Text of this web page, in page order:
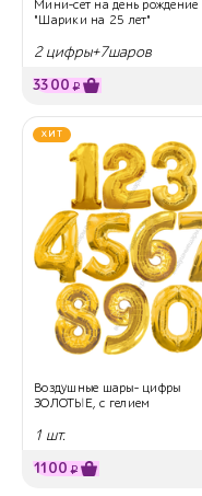
Мини-сет на день рождение
"Шарики на 25 лет"
2 цифры+7шаров
3300 ₽
ХИТ
Воздушные шары- цифры
ЗОЛОТЫЕ, с гелием
1 шт.
1100 ₽